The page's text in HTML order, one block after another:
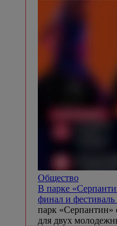
Общество
В парке
финал и фестиваль
парк «Серпантин»
для двух